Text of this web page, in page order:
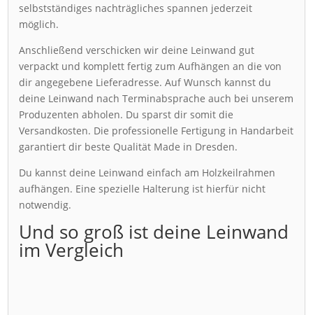
selbstständiges nachträgliches spannen jederzeit
möglich.
Anschließend verschicken wir deine Leinwand gut
verpackt und komplett fertig zum Aufhängen an die von
dir angegebene Lieferadresse. Auf Wunsch kannst du
deine Leinwand nach Terminabsprache auch bei unserem
Produzenten abholen. Du sparst dir somit die
Versandkosten. Die professionelle Fertigung in Handarbeit
garantiert dir beste Qualität Made in Dresden.
Du kannst deine Leinwand einfach am Holzkeilrahmen
aufhängen. Eine spezielle Halterung ist hierfür nicht
notwendig.
Und so groß ist deine Leinwand
im Vergleich